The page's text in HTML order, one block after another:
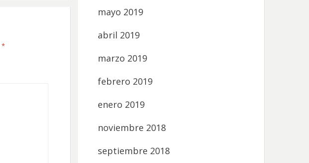
*
mayo 2019
abril 2019
marzo 2019
febrero 2019
enero 2019
noviembre 2018
septiembre 2018